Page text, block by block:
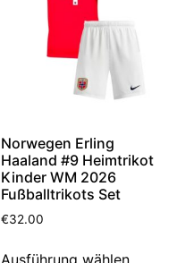
Norwegen Erling
Haaland #9 Heimtrikot
Kinder WM 2026
Fußballtrikots Set
€32.00